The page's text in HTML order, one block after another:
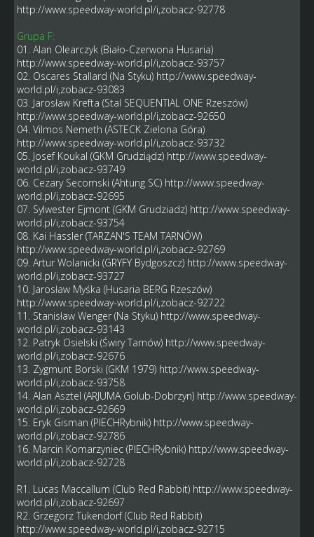
http://www.speedway-world.pl/i,zobacz-92778
Grupa F:
01. Alan Olearczyk (Biało-Czerwona Husaria)
http://www.speedway-world.pl/i,zobacz-93757
02. Oscares Stallard (Na Styku) http://www.speedway-
world.pl/i,zobacz-93083
03. Jarosław Krefta (Stal SEQUENTIAL ONE Rzeszów)
http://www.speedway-world.pl/i,zobacz-92650
04. Vilmos Nemeth (ASTECK Zielona Góra)
http://www.speedway-world.pl/i,zobacz-93732
05. Josef Koukal (GKM Grudziądz) http://www.speedway-
world.pl/i,zobacz-93749
06. Cezary Secomski (Ahtung SC) http://www.speedway-
world.pl/i,zobacz-92695
07. Sylwester Ejmont (GKM Grudziadz) http://www.speedway-
world.pl/i,zobacz-93754
08. Kai Hassler (TARZAN'S TEAM TARNÓW)
http://www.speedway-world.pl/i,zobacz-92769
09. Artur Wolanicki (GRYFY Bydgoszcz) http://www.speedway-
world.pl/i,zobacz-93727
10. Jarosław Myśka (Husaria BERG Rzeszów)
http://www.speedway-world.pl/i,zobacz-92722
11. Stanisław Wenger (Na Styku) http://www.speedway-
world.pl/i,zobacz-93143
12. Patryk Osielski (Świry Tarnów) http://www.speedway-
world.pl/i,zobacz-92676
13. Zygmunt Borski (GKM 1979) http://www.speedway-
world.pl/i,zobacz-93758
14. Alan Asztel (ARJUMA Golub-Dobrzyn) http://www.speedway-
world.pl/i,zobacz-92669
15. Eryk Gisman (PIECHRybnik) http://www.speedway-
world.pl/i,zobacz-92786
16. Marcin Komarzyniec (PIECHRybnik) http://www.speedway-
world.pl/i,zobacz-92728
R1. Lucas Maccallum (Club Red Rabbit) http://www.speedway-
world.pl/i,zobacz-92697
R2. Grzegorz Tukendorf (Club Red Rabbit)
http://www.speedway-world.pl/i,zobacz-92715